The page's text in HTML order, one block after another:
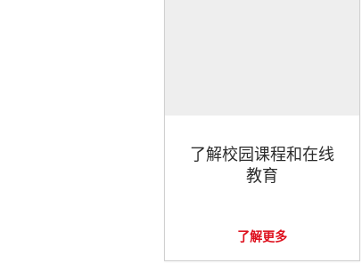
了解校园课程和在线
教育
了解更多